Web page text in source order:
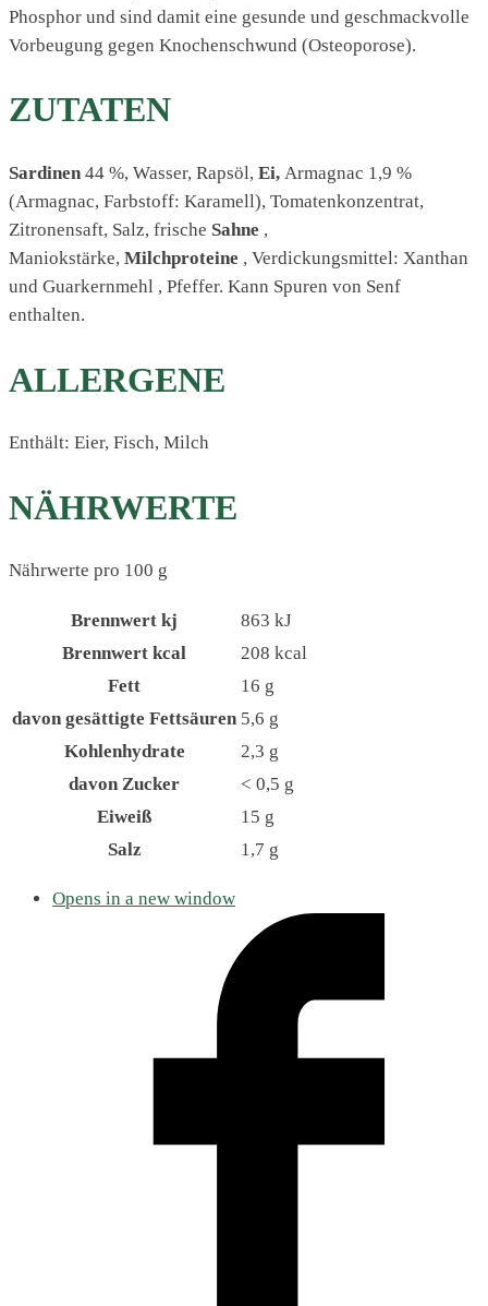
Phosphor und sind damit eine gesunde und geschmackvolle
Vorbeugung gegen Knochenschwund (Osteoporose).
ZUTATEN
Sardinen 44 %, Wasser, Rapsöl, Ei, Armagnac 1,9 %
(Armagnac, Farbstoff: Karamell), Tomatenkonzentrat,
Zitronensaft, Salz, frische Sahne ,
Maniokstärke, Milchproteine , Verdickungsmittel: Xanthan
und Guarkernmehl , Pfeffer. Kann Spuren von Senf
enthalten.
ALLERGENE
Enthält: Eier, Fisch, Milch
NÄHRWERTE
Nährwerte pro 100 g
Brennwert kj 863 kJ
Brennwert kcal
208 kcal
Fett
16 g
davon gesättigte Fettsäuren 5,6 g
Kohlenhydrate
2,3 g
davon Zucker < 0,5 g
Eiweiß
15 g
Salz
1,7 g
Opens in a new window